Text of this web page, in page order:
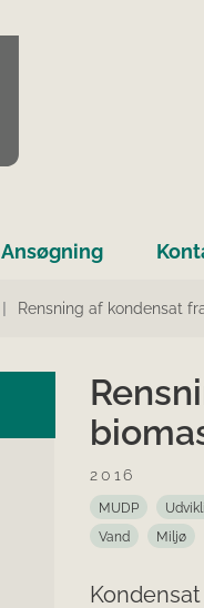
Ansøgning
Rensning af kondensat
2016
MUDP
Vand
Miljø